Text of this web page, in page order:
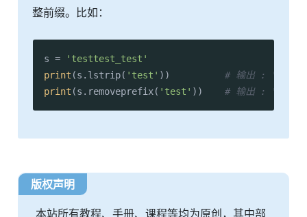
整前缀。比如：
s =
'testtest_test'
print (s.lstrip( 'test' )) # 输出 : 'test'
print (s.removeprefix( 'test' )) # 输出 :
版权声明
本站所有教程、手册、课程等均为原创，其中部